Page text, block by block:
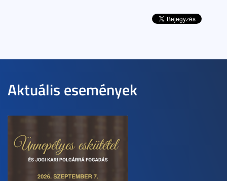
Aktuális események